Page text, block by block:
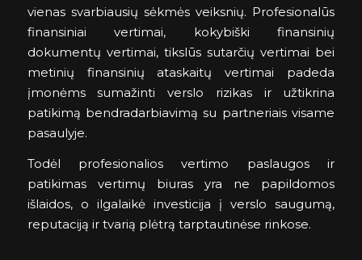
vienas svarbiausių sėkmės veiksnių. Profesionalūs
finansiniai vertimai, kokybiški finansinių
dokumentų vertimai, tikslūs sutarčių vertimai bei
metinių finansinių ataskaitų vertimai padeda
įmonėms sumažinti verslo rizikas ir užtikrina
patikimą bendradarbiavimą su partneriais visame
pasaulyje.
Todėl profesionalios vertimo paslaugos ir
patikimas vertimų biuras yra ne papildomos
išlaidos, o ilgalaikė investicija į verslo saugumą,
reputaciją ir tvarią plėtrą tarptautinėse rinkose.